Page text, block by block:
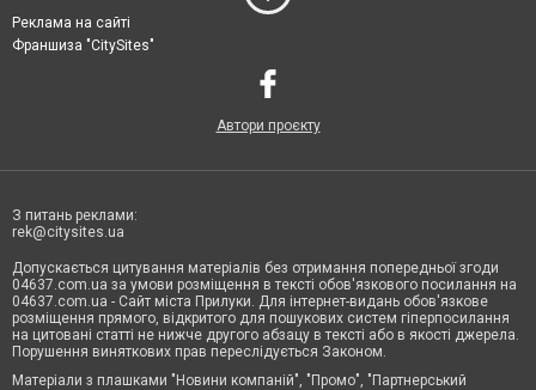
Реклама на сайті
Франшиза "CitySites"
Автори проєкту
З питань реклами:
rek@citysites.ua
Допускається цитування матеріалів без отримання попередньої згоди
04637.com.ua за умови розміщення в тексті обов'язкового посилання на
04637.com.ua - Сайт міста Прилуки. Для інтернет-видань обов'язкове
розміщення прямого, відкритого для пошукових систем гіперпосилання
на цитовані статті не нижче другого абзацу в тексті або в якості джерела.
Порушення виняткових прав переслідується Законом.
Матеріали з плашками "Новини компаній", "Промо", "Партнерський